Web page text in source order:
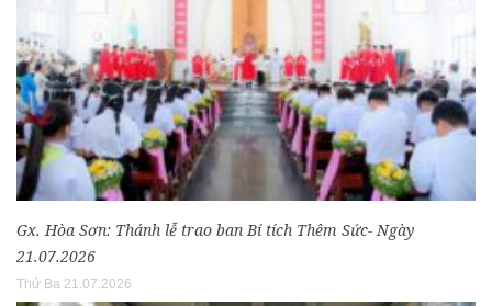
Gx. Hòa Sơn: Thánh lễ trao ban Bí tích Thêm Sức- Ngày
21.07.2026
Thứ Ba 21.07.2026